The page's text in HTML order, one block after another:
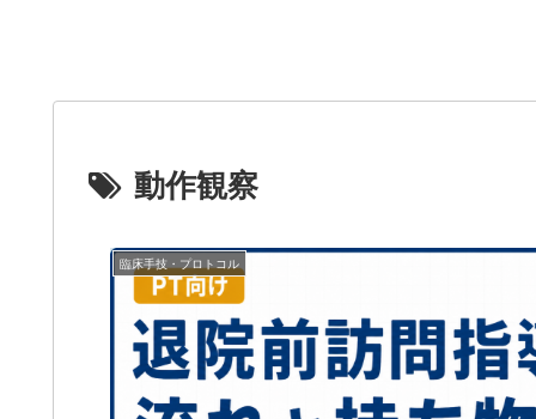
動作観察
臨床手技・プロトコル